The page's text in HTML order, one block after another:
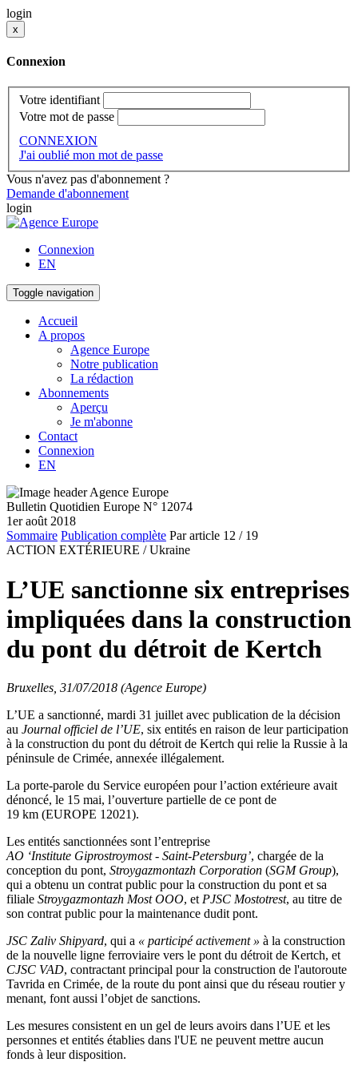
login
x
Connexion
Votre identifiant
Votre mot de passe
CONNEXION
J'ai oublié mon mot de passe
Vous n'avez pas d'abonnement ?
Demande d'abonnement
login
Connexion
EN
Toggle navigation
Accueil
A propos
Agence Europe
Notre publication
La rédaction
Abonnements
Aperçu
Je m'abonne
Contact
Connexion
EN
Bulletin Quotidien Europe N° 12074
1er août 2018
Sommaire Publication complète Par article 12 / 19
ACTION EXTÉRIEURE / Ukraine
L’UE sanctionne six entreprises
impliquées dans la construction
du pont du détroit de Kertch
Bruxelles, 31/07/2018 (Agence Europe)
L’UE a sanctionné, mardi 31 juillet avec publication de la décision
au Journal officiel de l’UE, six entités en raison de leur participation
à la construction du pont du détroit de Kertch qui relie la Russie à la
péninsule de Crimée, annexée illégalement.
La porte-parole du Service européen pour l’action extérieure avait
dénoncé, le 15 mai, l’ouverture partielle de ce pont de
19 km (EUROPE 12021).
Les entités sanctionnées sont l’entreprise
AO ‘Institute Giprostroymost - Saint-Petersburg’, chargée de la
conception du pont, Stroygazmontazh Corporation (SGM Group),
qui a obtenu un contrat public pour la construction du pont et sa
filiale Stroygazmontazh Most OOO, et PJSC Mostotrest, au titre de
son contrat public pour la maintenance dudit pont.
JSC Zaliv Shipyard, qui a « participé activement » à la construction
de la nouvelle ligne ferroviaire vers le pont du détroit de Kertch, et
CJSC VAD, contractant principal pour la construction de l'autoroute
Tavrida en Crimée, de la route du pont ainsi que du réseau routier y
menant, font aussi l’objet de sanctions.
Les mesures consistent en un gel de leurs avoirs dans l’UE et les
personnes et entités établies dans l'UE ne peuvent mettre aucun
fonds à leur disposition.